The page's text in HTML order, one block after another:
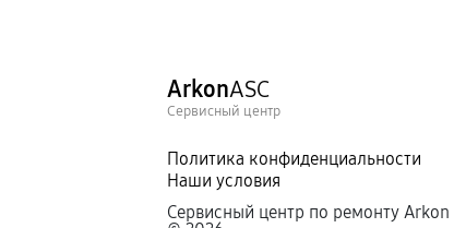
ArkonASC
Сервисный центр
Политика конфиденциальности
Наши условия
Сервисный центр по ремонту Arkon